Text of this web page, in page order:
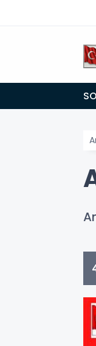
30 dereceyi